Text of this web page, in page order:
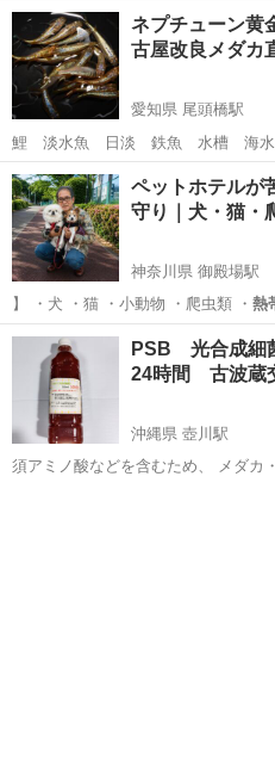
愛…
大阪 大阪市 神崎川駅 ペ
ネプチューン黄
古屋改良メダカ
愛知県 尾頭橋駅
鯉 淡水魚 日淡 鉄魚 水槽 海
水草 ビオトープ ア…
愛知 名古屋市 尾頭橋駅
ペットホテルが
守り｜犬・猫・
神奈川県 御殿場駅
】 ・犬 ・猫 ・小動物 ・爬虫類 ・ 熱
さい 【サ…
神奈川 相模原市 御殿場駅
PSB 光合成
24時間 古波蔵
沖縄県 壺川駅
須アミノ酸などを含むため、 メダカ・